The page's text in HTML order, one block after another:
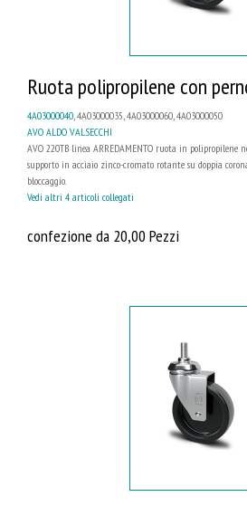
Ruota polipropilene con
4A03000040 , 4A03000035, 4A03000060, 4A03000050
AVO ALDO VALSECCHI
AVO 220TB linea ARREDAMENTO ruota in polipropilene
supporto in acciaio zinco-cromato rotante su doppia
bloccaggio.
Vedi altri 4 articoli collegati
confezione da 20,00 Pezzi